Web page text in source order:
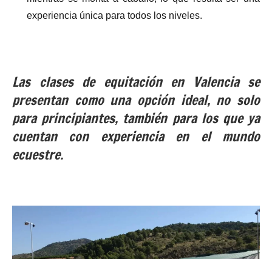
experiencia única para todos los niveles.
Las clases de equitación en Valencia se
presentan como una opción ideal, no solo
para principiantes, también para los que ya
cuentan con experiencia en el mundo
ecuestre.